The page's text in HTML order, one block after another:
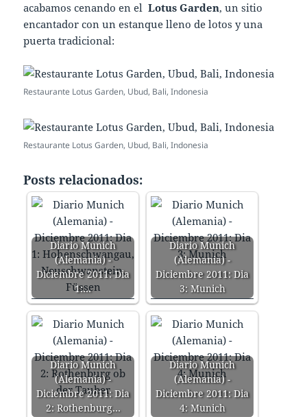
acabamos cenando en el Lotus Garden, un sitio
encantador con un estanque lleno de lotos y una
puerta tradicional:
Restaurante Lotus Garden, Ubud, Bali, Indonesia
Restaurante Lotus Garden, Ubud, Bali, Indonesia
Posts relacionados:
Diario Munich
(Alemania) -
Diciembre 2011: Dia
1:…
Diario Munich
(Alemania) -
Diciembre 2011: Dia
3: Munich
Diario Munich
(Alemania) -
Diciembre 2011: Dia
2: Rothenburg…
Diario Munich
(Alemania) -
Diciembre 2011: Dia
4: Munich